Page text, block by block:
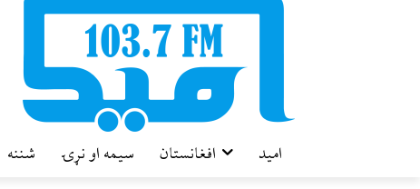
امید افغانستان سیمه او نړۍ شننه